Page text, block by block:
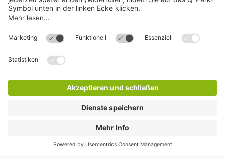
©Q-ParkDeutschland (2018)